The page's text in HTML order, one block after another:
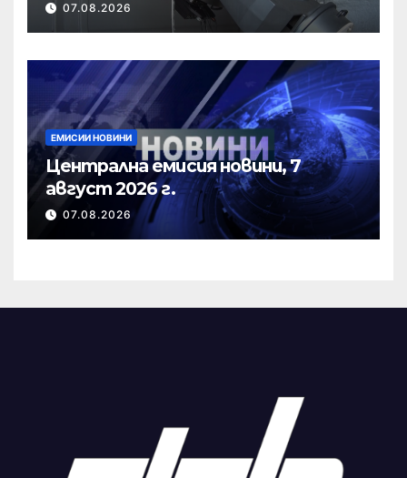
07.08.2026
ЕМИСИИ НОВИНИ
Централна емисия новини, 7
август 2026 г.
07.08.2026